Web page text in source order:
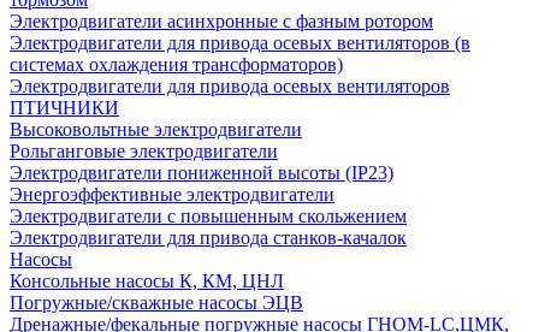
Электродвигатели асинхронные с фазным ротором
Электродвигатели для привода осевых вентиляторов (в
системах охлаждения трансформаторов)
Электродвигатели для привода осевых вентиляторов
ПТИЧНИКИ
Высоковольтные электродвигатели
Рольганговые электродвигатели
Электродвигатели пониженной высоты (IP23)
Энергоэффективные электродвигатели
Электродвигатели с повышенным скольжением
Электродвигатели для привода станков-качалок
Насосы
Консольные насосы К, КМ, ЦНЛ
Погружные/скважные насосы ЭЦВ
Дренажные/фекальные погружные насосы ГНОМ-LC,ЦМК,